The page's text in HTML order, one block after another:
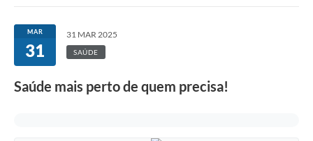
MAR
31
31 MAR 2025
SAÚDE
Saúde mais perto de quem precisa!